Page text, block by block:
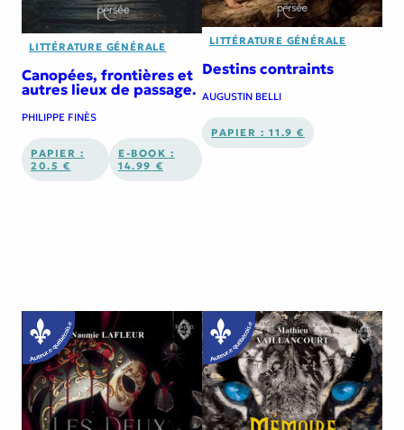
LITTÉRATURE GÉNÉRALE
Canopées, frontières et
autres lieux de passage.
PHILIPPE FINÈS
PAPIER :
20.5 €
E-BOOK :
14.99 €
LITTÉRATURE GÉNÉRALE
Destins contraints
AUGUSTIN BELLI
PAPIER : 11.9 €